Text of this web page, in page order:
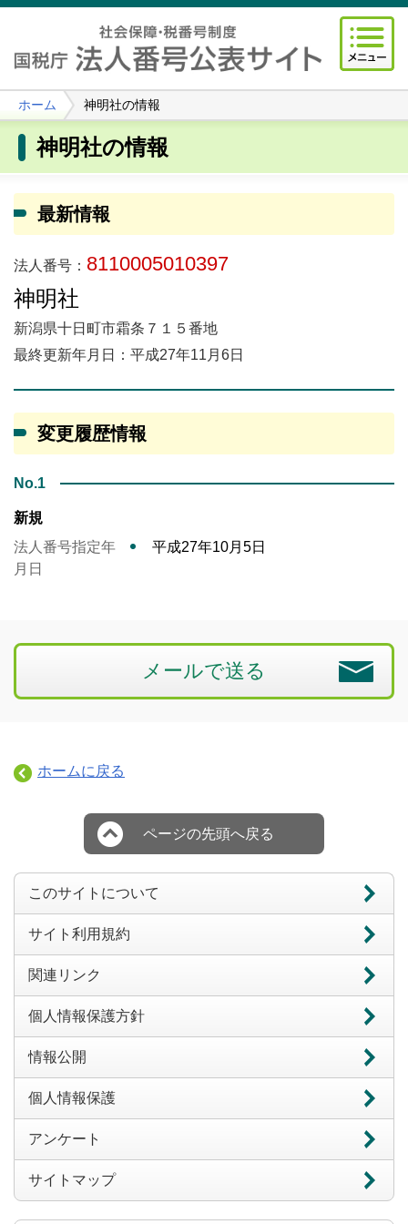
ホーム 神明社の情報
神明社の情報
最新情報
法人番号： 8110005010397
神明社
新潟県十日町市霜条７１５番地
最終更新年月日：平成27年11月6日
変更履歴情報
No.1
新規
法人番号指定年
月日
平成27年10月5日
メールで送る
ホームに戻る
ページの先頭へ戻る
このサイトについて
サイト利用規約
関連リンク
個人情報保護方針
情報公開
個人情報保護
アンケート
サイトマップ